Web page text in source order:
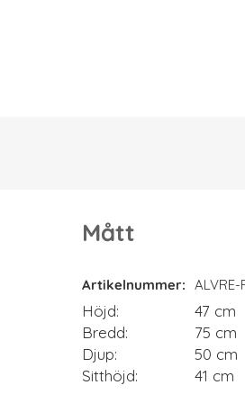
Mått
Mått
Artikelnummer ALVRE-
Höjd
47 cm
Bredd
75 cm
Djup
50 cm
Sitthöjd
41 cm